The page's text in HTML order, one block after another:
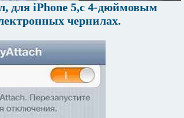
для iPhone 5,с 4-дюймовым
чернилах.